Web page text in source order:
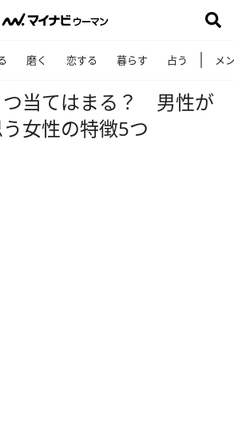
磨く 恋する 暮らす 占う メ
つ当てはまる？ 男性が
女性の特徴5つ